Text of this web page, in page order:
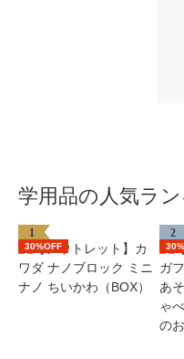
学用品の人気ラ
1
30%OFF
2